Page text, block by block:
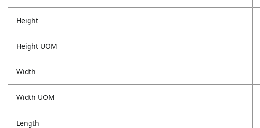
Height
Height UOM
Width
Width UOM
Length